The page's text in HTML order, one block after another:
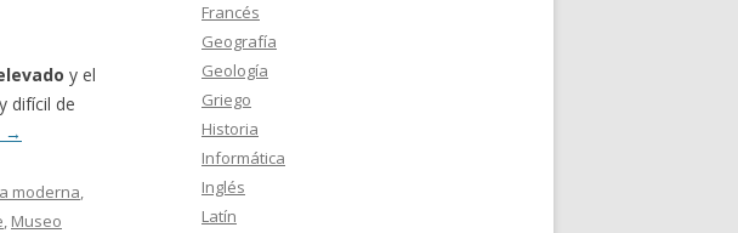
y el
difícil de
→
moderna,
, Museo
Francés
Geografía
Geología
Griego
Historia
Informática
Inglés
Latín